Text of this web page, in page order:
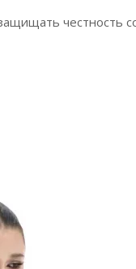
честность